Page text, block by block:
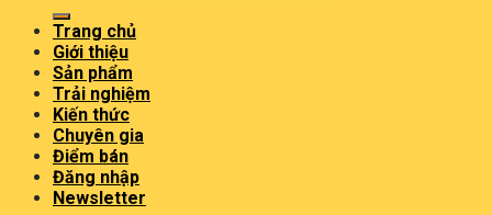
Trang chủ
Giới thiệu
Sản phẩm
Trải nghiệm
Kiến thức
Chuyên gia
Điểm bán
Đăng nhập
Newsletter